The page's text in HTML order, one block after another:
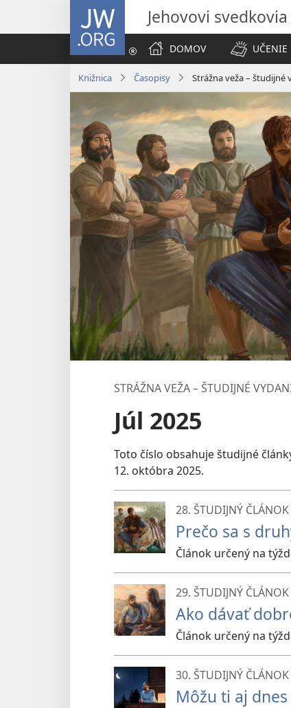
JW.ORG Jehovovi svedkovia
DOMOV
UČENIE
Knižnica Časopisy Strážna veža –
STRÁŽNA VEŽA – ŠTUDIJNÉ
Júl 2025
Toto číslo obsahuje študijné
12. októbra 2025.
28. ŠTUDIJNÝ ČLÁNOK
Prečo sa s
Článok určený na
29. ŠTUDIJNÝ ČLÁNOK
Ako dávať
Článok určený na
30. ŠTUDIJNÝ ČLÁNOK
Môžu ti aj